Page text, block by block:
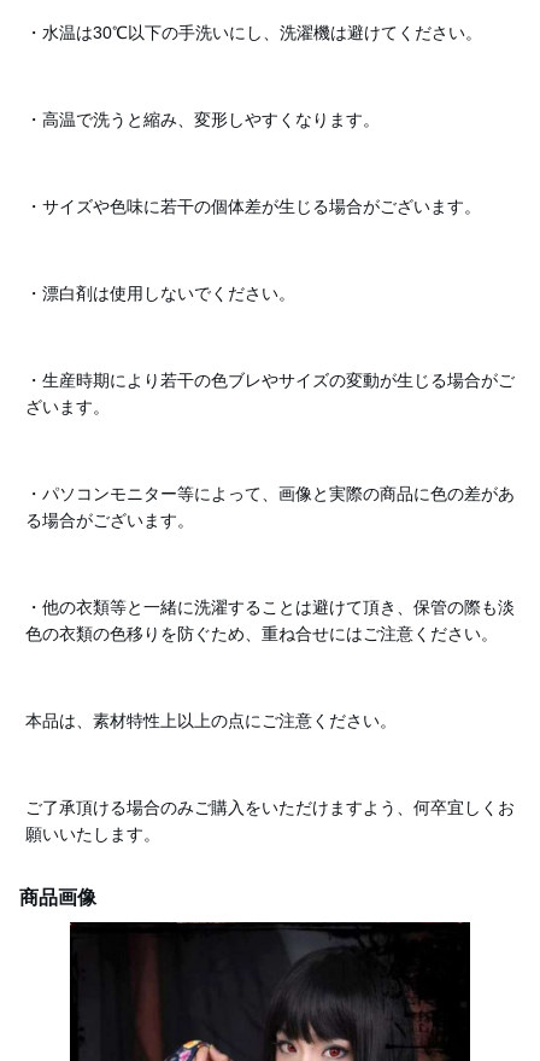
・水温は30℃以下の手洗いにし、洗濯機は避けてください。
・高温で洗うと縮み、変形しやすくなります。
・サイズや色味に若干の個体差が生じる場合がございます。
・漂白剤は使用しないでください。
・生産時期により若干の色ブレやサイズの変動が生じる場合がご
ざいます。
・パソコンモニター等によって、画像と実際の商品に色の差があ
る場合がございます。
・他の衣類等と一緒に洗濯することは避けて頂き、保管の際も淡
色の衣類の色移りを防ぐため、重ね合せにはご注意ください。
本品は、素材特性上以上の点にご注意ください。
ご了承頂ける場合のみご購入をいただけますよう、何卒宜しくお
願いいたします。
商品画像